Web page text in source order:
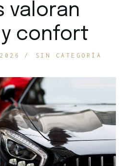
valoran
confort
SIN CATEGORÍA